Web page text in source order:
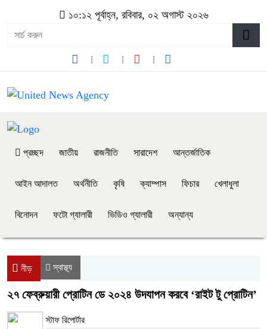
১০:১২ পূর্বাহ্ন, রবিবার, ০২ অগাস্ট ২০২৬
প্রচ্ছদ জাতীয় রাজনীতি সারাদেশ আন্তর্জাতিক
আইন আদালত অর্থনীতি কৃষি ক্যাম্পাস ফিচার খেলাধুলা
বিনোদন ফটো গ্যালারী ভিডিও গ্যালারী অন্যান্য
নীড় স্বাস্থ্য
২৭ ফেব্রুয়ারী প্রোটিন ডে ২০২৪ উদযাপন করবে ‘রাইট টু প্রোটিন’
স্টাফ রিপোর্টার